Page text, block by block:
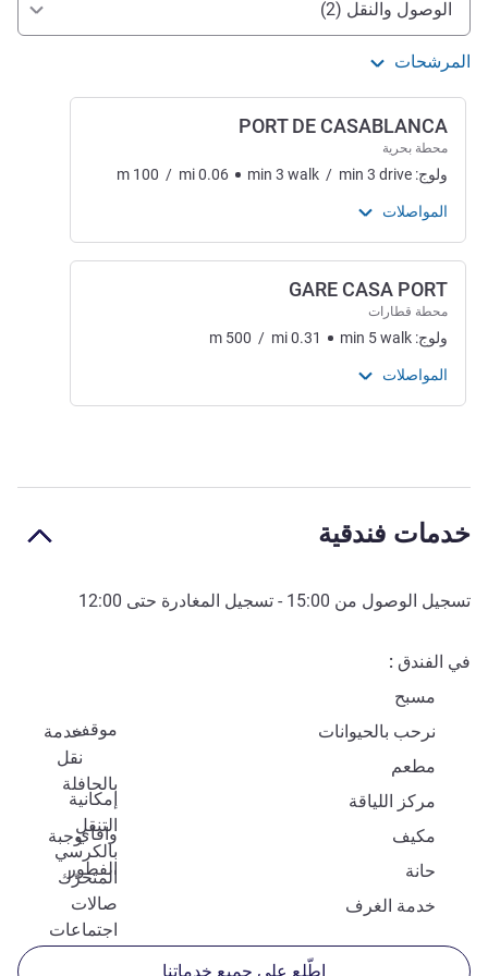
الوصول والنقل (2)
المرشحات
PORT DE CASABLANCA
محطة بحرية
ولوج: m 100 / mi0.06 min 3 walk / min 3 drive
المواصلات
GARE CASA PORT
محطة قطارات
ولوج: m 500 / mi0.31 min 5walk
المواصلات
خدمات فندقية
تسجيل الوصول من 15:00 - تسجيل المغادرة حتى 12:00
في الفندق
مسبح
موقف
نرحب بالحيوانات
خدمة
نقل
بالحافلة
مطعم
إمكانية
التنقل
بالكرسي
المتحرّك
مركز اللياقة
وافاي
مكيف
وجبة
الفطور
حانة
صالات
اجتماعات
خدمة الغرف
اطّلِع على جميع خدماتنا